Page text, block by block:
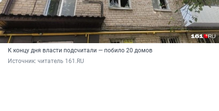
К концу дня власти подсчитали — побило 20 домов
Источник: читатель 161.RU